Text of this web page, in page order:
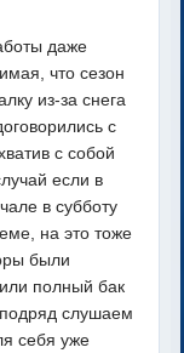
даже
что сезон
из-за снега
с
с собой
если в
в субботу
на это тоже
были
полный бак
слушаем
себя уже